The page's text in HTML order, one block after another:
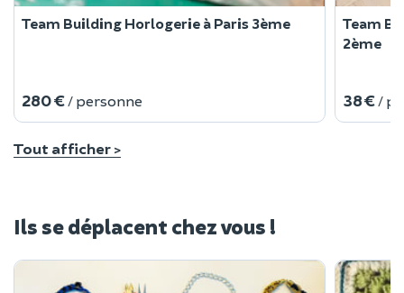
Team Building Horlogerie à Paris 3ème
280 € / personne
Team
2ème
38 € /
Tout afficher >
Ils se déplacent chez vous !